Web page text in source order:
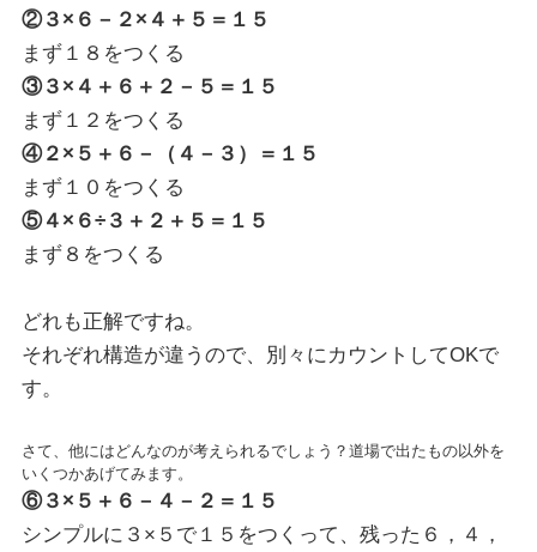
②３×６－２×４＋５＝１５
まず１８をつくる
③３×４＋６＋２－５＝１５
まず１２をつくる
④２×５＋６－（４－３）＝１５
まず１０をつくる
⑤４×６÷３＋２＋５＝１５
まず８をつくる
どれも正解ですね。
それぞれ構造が違うので、別々にカウントしてOKで
す。
さて、他にはどんなのが考えられるでしょう？道場で出たもの以外を
いくつかあげてみます。
⑥３×５＋６－４－２＝１５
シンプルに３×５で１５をつくって、残った６，４，